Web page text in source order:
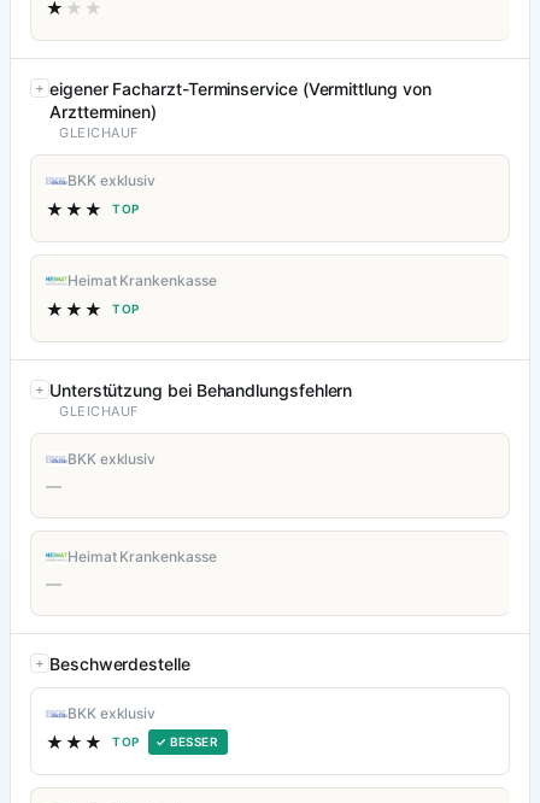
★ ★★
eigener Facharzt-Terminservice (Vermittlung von
Arztterminen)
GLEICHAUF
BKK exklusiv
★★★ TOP
Heimat Krankenkasse
★★★ TOP
Unterstützung bei Behandlungsfehlern
GLEICHAUF
BKK exklusiv
—
Heimat Krankenkasse
—
Beschwerdestelle
BKK exklusiv
★★★ TOP ✓ BESSER